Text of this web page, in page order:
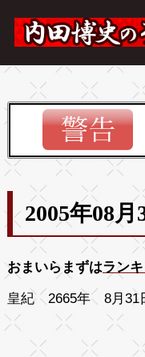
2005年08月
おまいらまずはラン
皇紀 2665年 8月31